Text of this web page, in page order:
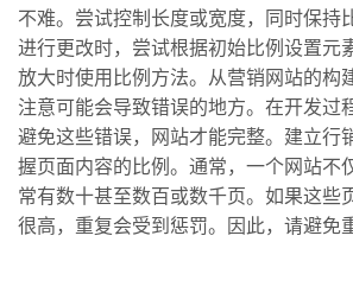
不难。尝试控制长度或宽度，同时保持
进行更改时，尝试根据初始比例设置元
放大时使用比例方法。从营销网站的构
注意可能会导致错误的地方。在开发过
避免这些错误，网站才能完整。建立行
握页面内容的比例。通常，一个网站不
常有数十甚至数百或数千页。如果这些
很高，重复会受到惩罚。因此，请避免